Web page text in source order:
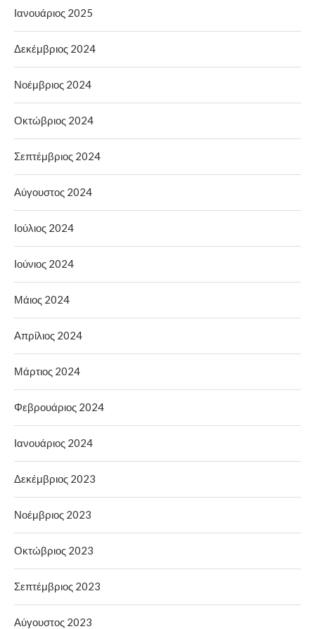
Ιανουάριος 2025
Δεκέμβριος 2024
Νοέμβριος 2024
Οκτώβριος 2024
Σεπτέμβριος 2024
Αύγουστος 2024
Ιούλιος 2024
Ιούνιος 2024
Μάιος 2024
Απρίλιος 2024
Μάρτιος 2024
Φεβρουάριος 2024
Ιανουάριος 2024
Δεκέμβριος 2023
Νοέμβριος 2023
Οκτώβριος 2023
Σεπτέμβριος 2023
Αύγουστος 2023